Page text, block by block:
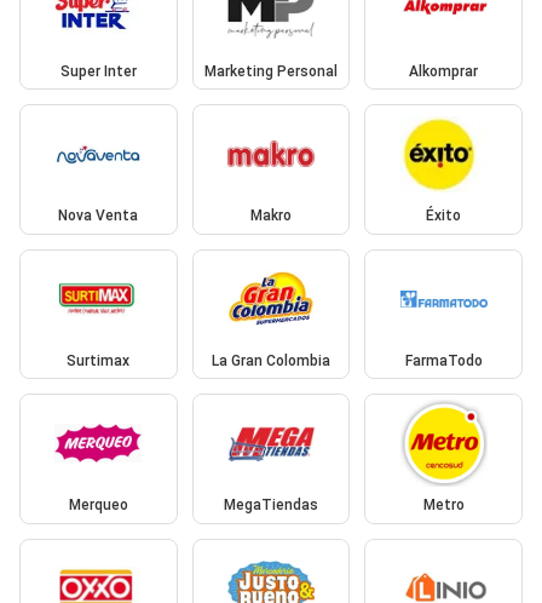
Super Inter Marketing Personal Alkomprar
Nova Venta Makro Éxito
Surtimax La Gran Colombia FarmaTodo
Merqueo MegaTiendas Metro